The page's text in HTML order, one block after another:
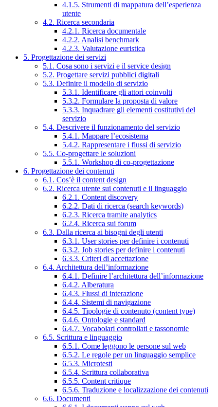
4.1.5. Strumenti di mappatura dell’esperienza
utente
4.2. Ricerca secondaria
4.2.1. Ricerca documentale
4.2.2. Analisi benchmark
4.2.3. Valutazione euristica
5. Progettazione dei servizi
5.1. Cosa sono i servizi e il service design
5.2. Progettare servizi pubblici digitali
5.3. Definire il modello di servizio
5.3.1. Identificare gli attori coinvolti
5.3.2. Formulare la proposta di valore
5.3.3. Inquadrare gli elementi costitutivi del
servizio
5.4. Descrivere il funzionamento del servizio
5.4.1. Mappare l’ecosistema
5.4.2. Rappresentare i flussi di servizio
5.5. Co-progettare le soluzioni
5.5.1. Workshop di co-progettazione
6. Progettazione dei contenuti
6.1. Cos’è il content design
6.2. Ricerca utente sui contenuti e il linguaggio
6.2.1. Content discovery
6.2.2. Dati di ricerca (search keywords)
6.2.3. Ricerca tramite analytics
6.2.4. Ricerca sui forum
6.3. Dalla ricerca ai bisogni degli utenti
6.3.1. User stories per definire i contenuti
6.3.2. Job stories per definire i contenuti
6.3.3. Criteri di accettazione
6.4. Architettura dell’informazione
6.4.1. Definire l’architettura dell’informazione
6.4.2. Alberatura
6.4.3. Flussi di interazione
6.4.4. Sistemi di navigazione
6.4.5. Tipologie di contenuto (content type)
6.4.6. Ontologie e standard
6.4.7. Vocabolari controllati e tassonomie
6.5. Scrittura e linguaggio
6.5.1. Come leggono le persone sul web
6.5.2. Le regole per un linguaggio semplice
6.5.3. Microtesti
6.5.4. Scrittura collaborativa
6.5.5. Content critique
6.5.6. Traduzione e localizzazione dei contenuti
6.6. Documenti